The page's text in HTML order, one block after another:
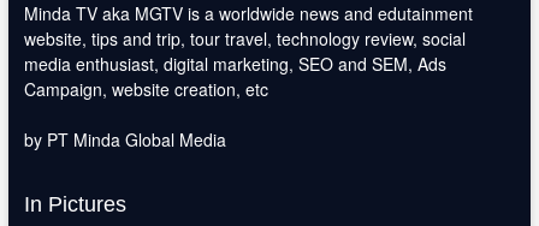
Minda TV aka MGTV is a worldwide news and edutainment
website, tips and trip, tour travel, technology review, social
media enthusiast, digital marketing, SEO and SEM, Ads
Campaign, website creation, etc
by PT Minda Global Media
In Pictures